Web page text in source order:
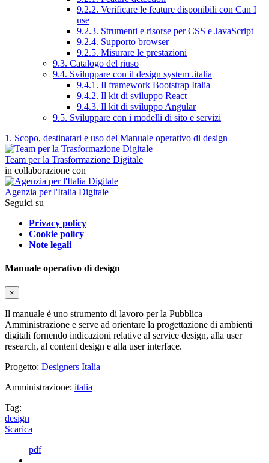
9.2.2. Verificare le feature disponibili con Can I
use
9.2.3. Strumenti e risorse per CSS e JavaScript
9.2.4. Supporto browser
9.2.5. Misurare le prestazioni
9.3. Catalogo del riuso
9.4. Sviluppare con il design system .italia
9.4.1. Il framework Bootstrap Italia
9.4.2. Il kit di sviluppo React
9.4.3. Il kit di sviluppo Angular
9.5. Sviluppare con i modelli di sito e servizi
1. Scopo, destinatari e uso del Manuale operativo di design
Team per la Trasformazione Digitale
in collaborazione con
Agenzia per l'Italia Digitale
Seguici su
Privacy policy
Cookie policy
Note legali
Manuale operativo di design
×
Il manuale è uno strumento di lavoro per la Pubblica
Amministrazione e serve ad orientare la progettazione di ambienti
digitali fornendo indicazioni relative al service design, alla user
research, al content design e alla user interface.
Progetto: Designers Italia
Amministrazione: italia
Tag:
design
Scarica
pdf